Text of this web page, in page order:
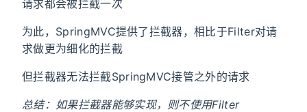
请求都会被拦截一次
为此，SpringMVC提供了拦截器，相比于Filter对请
求做更为细化的拦截
但拦截器无法拦截SpringMVC接管之外的请求
总结：如果拦截器能够实现，则不使用Filter